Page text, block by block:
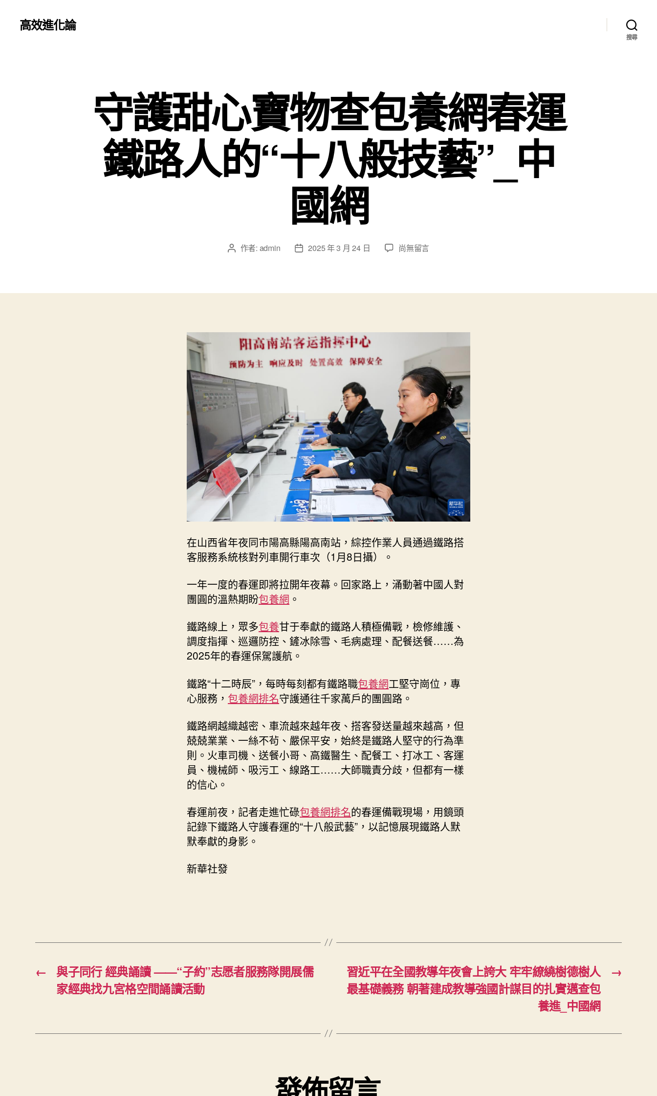
高效進化論
搜尋
守護甜心寶物查包養網春運
鐵路人的“十八般技藝”_中
國網
文 作者: admin
文
日
2025 年 3 月 24 日
在
心
查
春
運
鐵
路
人
的
“十
般
技
藝”
_
中
網〉
尚無留言
在山西省年夜同市陽高縣陽高南站，綜控作業人員通過鐵路搭
客服務系統核對列車開行車次（1月8日攝）。
一年一度的春運即將拉開年夜幕。回家路上，涌動著中國人對
團圓的溫熱期盼包養網 。
鐵路線上，眾多包養甘于奉獻的鐵路人積極備戰，檢修維護、
調度指揮、巡邏防控、鏟冰除雪、毛病處理、配餐送餐……為
2025年的春運保駕護航。
鐵路“十二時辰”，每時每刻都有鐵路職包養網工堅守崗位，專
心服務， 包養網排名守護通往千家萬戶的團圓路。
鐵路網越織越密、車流越來越年夜、搭客發送量越來越高，但
兢兢業業、一絲不茍、嚴保平安，始終是鐵路人堅守的行為準
則。火車司機、送餐小哥、高鐵醫生、配餐工、打冰工、客運
員、機械師、吸污工、線路工……大師職責分歧，但都有一樣
的信心。
春運前夜，記者走進忙碌包養網排名的春運備戰現場，用鏡頭
記錄下鐵路人守護春運的“十八般武藝”，以記憶展現鐵路人默
默奉獻的身影。
新華社發
←
與子同行 經典誦讀 ——“子約”志愿者服務隊開展儒
家經典找九宮格空間誦讀活動
→
習近平在全國教導年夜會上誇大 牢牢繚繞樹德樹人
最基礎義務 朝著建成教導強國計謀目的扎實邁查包
養進_中國網